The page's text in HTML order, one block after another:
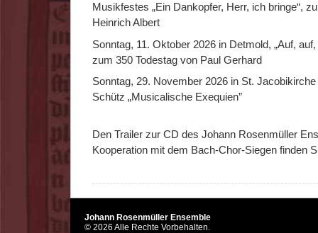
Musikfestes „Ein Dankopfer, Herr, ich bringe“,
Heinrich Albert
Sonntag, 11. Oktober 2026 in Detmold, „Auf,
zum 350 Todestag von Paul Gerhard
Sonntag, 29. November 2026 in St.
Schütz „Musicalische Exequien”
Den Trailer zur CD des Johann Rosenmüller
Kooperation mit dem Bach-Chor-Siegen finden
Johann Rosenmüller Ensemble
© 2026 Alle Rechte Vorbehalten.